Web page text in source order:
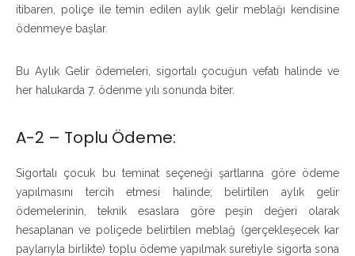
itibaren, poliçe ile temin edilen aylık gelir meblağı kendisine
ödenmeye başlar.
Bu Aylık Gelir ödemeleri, sigortalı çocuğun vefatı halinde ve
her halukarda 7. ödenme yılı sonunda biter.
A-2 – Toplu Ödeme:
Sigortalı çocuk bu teminat seçeneği şartlarına göre ödeme
yapılmasını tercih etmesi halinde; belirtilen aylık gelir
ödemelerinin, teknik esaslara göre peşin değeri olarak
hesaplanan ve poliçede belirtilen meblağ (gerçekleşecek kar
paylarıyla birlikte) toplu ödeme yapılmak suretiyle sigorta sona